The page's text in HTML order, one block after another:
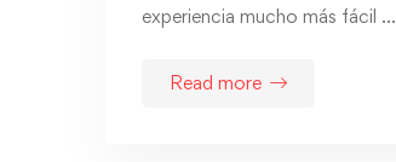
experiencia mucho más fácil …
Read more